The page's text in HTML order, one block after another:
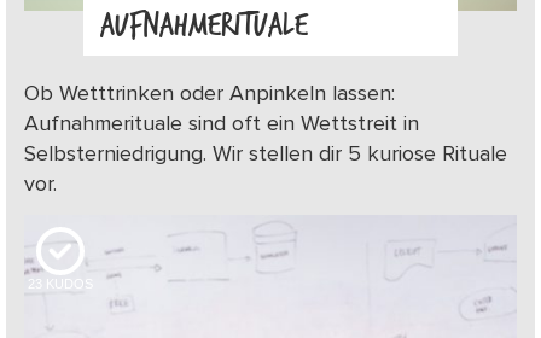
AUFNAHMERITUALE
Ob Wetttrinken oder Anpinkeln lassen:
Aufnahmerituale sind oft ein Wettstreit in
Selbsterniedrigung. Wir stellen dir 5 kuriose Rituale
vor.
23 KUDOS